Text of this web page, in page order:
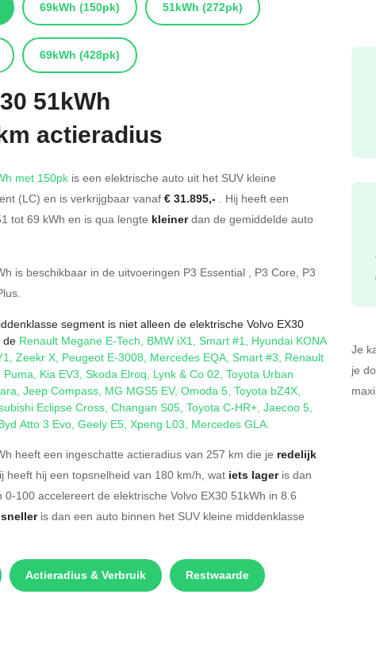
69kWh (150pk) 51kWh (272pk)
69kWh (428pk)
51kWh
actieradius
met 150pk is een elektrische auto uit het SUV kleine
(LC) en is verkrijgbaar vanaf € 31.895,- . Hij heeft een
tot 69 kWh en is qua lengte kleinerdan de gemiddelde auto
is beschikbaar in de uitvoeringen P3 Essential , P3 Core, P3
.
segment is niet alleen de elektrische Volvo EX30
de Renault Megane E-Tech, BMW iX1, Smart #1, Hyundai KONA
, Zeekr X, Peugeot E-3008, Mercedes EQA, Smart #3, Renault
Puma, Kia EV3, Skoda Elroq, Lynk & Co 02, Toyota Urban
, Jeep Compass, MG MGS5 EV, Omoda 5, Toyota bZ4X,
Eclipse Cross, Changan S05, Toyota C-HR+, Jaecoo 5,
Atto 3 Evo, Geely E5, Xpeng L03, Mercedes GLA.
heeft een ingeschatte actieradius van 257 km die je redelijk
heeft hij een topsnelheid van 180 km/h, wat iets lageris dan
0-100 accelereert de elektrische Volvo EX30 51kWh in 8.6
is dan een auto binnen het SUV kleine middenklasse
Actieradius & Verbruik Restwaarde
Je
je